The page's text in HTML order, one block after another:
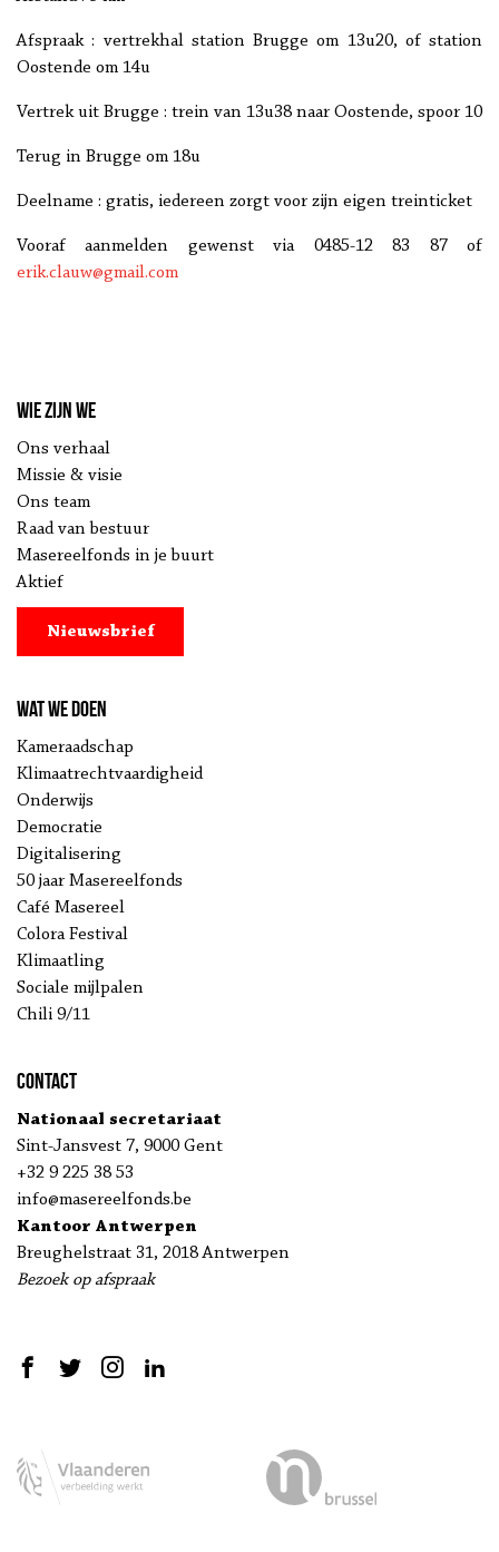
Afspraak : vertrekhal station Brugge om 13u20, of station
Oostende om 14u
Vertrek uit Brugge : trein van 13u38 naar Oostende, spoor 10
Terug in Brugge om 18u
Deelname : gratis, iedereen zorgt voor zijn eigen treinticket
Vooraf aanmelden gewenst via 0485-12 83 87 of
erik.clauw@gmail.com
Wie zijn we
Ons verhaal
Missie & visie
Ons team
Raad van bestuur
Masereelfonds in je buurt
Aktief
Nieuwsbrief
Wat we doen
Kameraadschap
Klimaatrechtvaardigheid
Onderwijs
Democratie
Digitalisering
50 jaar Masereelfonds
Café Masereel
Colora Festival
Klimaatling
Sociale mijlpalen
Chili 9/11
Contact
Nationaal secretariaat
Sint-Jansvest 7, 9000 Gent
+32 9 225 38 53
info@masereelfonds.be
Kantoor Antwerpen
Breughelstraat 31, 2018 Antwerpen
Bezoek op afspraak